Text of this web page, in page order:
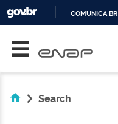
COMUNICA BR
Search